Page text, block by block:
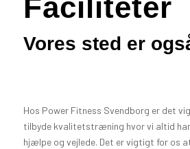
Faciliteter
Vores sted er
Hos Power Fitness Svendborg er det
tilbyde kvalitetstræning hvor vi altid
hjælpe og vejlede. Det er vigtigt for os